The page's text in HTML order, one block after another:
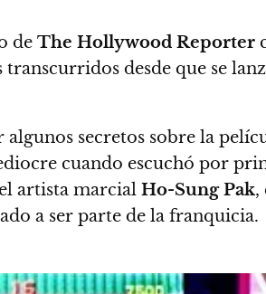
de The Hollywood Reporter
transcurridos desde que se
algunos secretos sobre la
cuando escuchó por
artista marcial Ho-Sung Pak,
a ser parte de la franquicia.